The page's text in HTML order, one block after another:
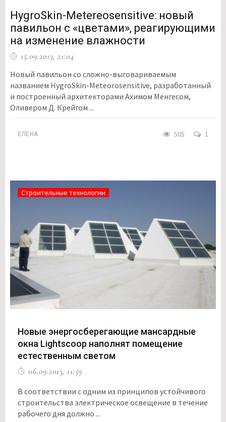
HygroSkin-Metereosensitive: новый
павильон с «цветами», реагирующими
на изменение влажности
15.09.2013, 21:04
Новый павильон со сложно-выговариваемым
названием HygroSkin-Meteorosensitive, разработанный
и построенный архитекторами Ахимом Менгесом,
Оливером Д. Крейгом ...
ЕЛЕНА 505 1
Строительные технологии
Новые энергосберегающие мансардные
окна Lightscoop наполнят помещение
естественным светом
06.09.2013, 11:59
В соответствии с одним из принципов устойчивого
строительства электрическое освещение в течение
рабочего дня должно ...